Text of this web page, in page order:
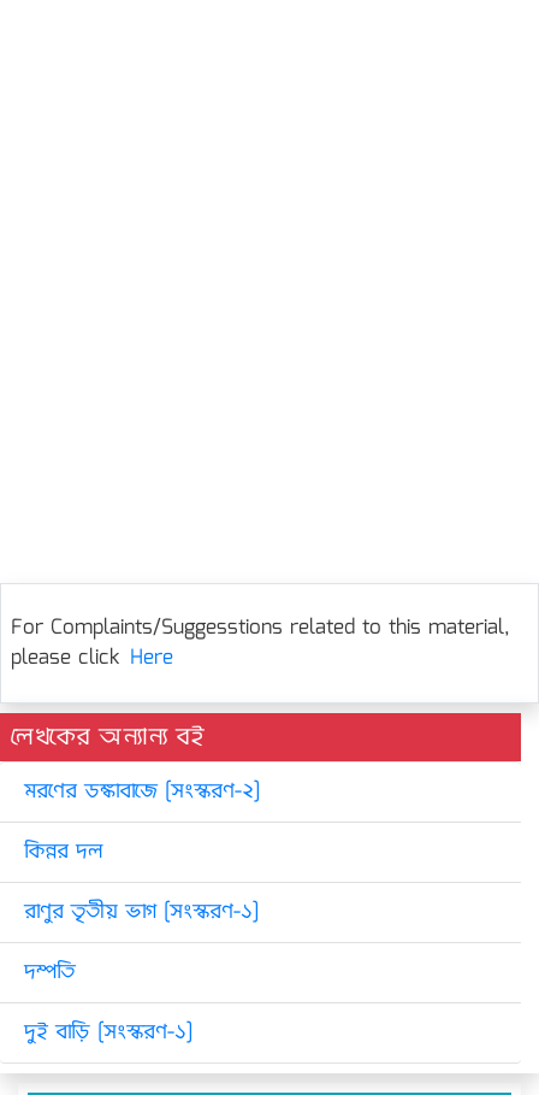
For Complaints/Suggesstions related to this material,
please click Here
লেখকের অন্যান্য বই
মরণের ডঙ্কাবাজে [সংস্করণ-২]
কিন্নর দল
রাণুর তৃতীয় ভাগ [সংস্করণ-১]
দম্পতি
দুই বাড়ি [সংস্করণ-১]